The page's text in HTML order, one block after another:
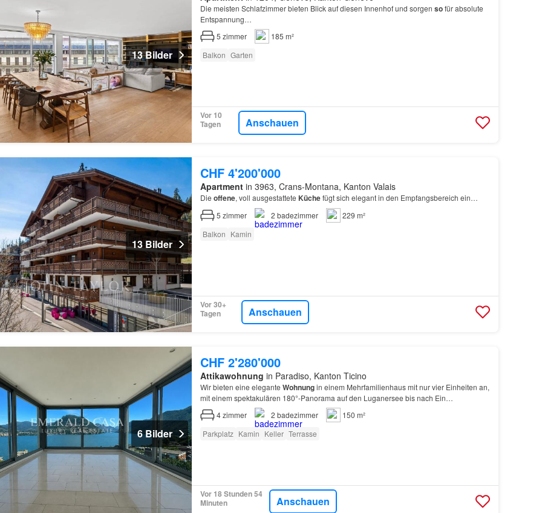
13 Bilder
Die meisten Schlafzimmer bieten Blick auf diesen Innenhof und sorgen sofür absolute
Entspannung…
5 zimmer
185 m²
Balkon Garten
Vor 10
Tagen
Anschauen
13 Bilder
CHF 4'200'000
Apartmentin 3963, Crans-Montana, Kanton Valais
Die offene, voll ausgestattete Küchefügt sich elegant in den Empfangsbereich ein…
5 zimmer 2 badezimmer
229 m²
Balkon Kamin
Vor 30+
Tagen
Anschauen
6 Bilder
CHF 2'280'000
Attikawohnung in Paradiso, Kanton Ticino
Wir bieten eine elegante Wohnungin einem Mehrfamilienhaus mit nur vier Einheiten an,
mit einem spektakulären 180°-Panorama auf den Luganersee bis nach Ein
Wohnzimmer mit Kamin und eine
offeneKüche
4zimmer 2 badezimmer
150 m²
Parkplatz Kamin Keller Terrasse
Vor 18 Stunden 54
Minuten
Anschauen